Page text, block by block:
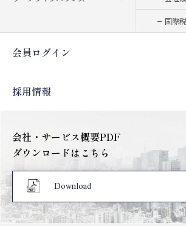
国際
会員ログイン
採用情報
会社・サービス概要PDF
ダウンロードはこちら
Download